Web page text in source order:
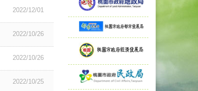
2022/12/01
2022/10/26
2022/10/26
2022/10/25